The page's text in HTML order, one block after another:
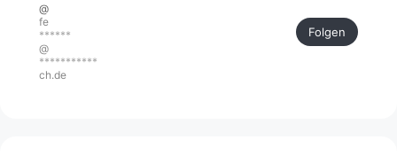
@
fe
******
@
***********
ch.de
Folgen